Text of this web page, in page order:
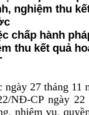
chấp hành
thu kết quả
27 tháng 11
NĐ-CP ngày 22
nhiệm vụ,